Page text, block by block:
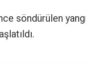
söndürülen